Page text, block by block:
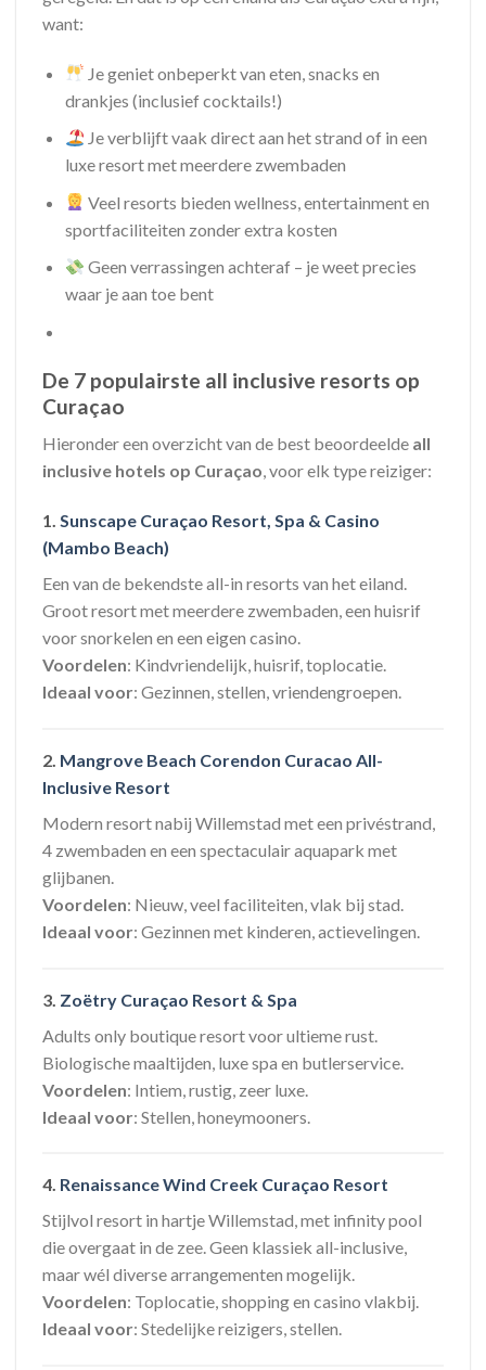
want:
Je geniet onbeperkt van eten, snacks en
drankjes (inclusief cocktails!)
Je verblijft vaak direct aan het strand of in een
luxe resort met meerdere zwembaden
Veel resorts bieden wellness, entertainment en
sportfaciliteiten zonder extra kosten
Geen verrassingen achteraf – je weet precies
waar je aan toe bent
De 7 populairste all inclusive resorts op
Curaçao
Hieronder een overzicht van de best beoordeelde all
inclusive hotels op Curaçao, voor elk type reiziger:
1. Sunscape Curaçao Resort, Spa & Casino
(Mambo Beach)
Een van de bekendste all-in resorts van het eiland.
Groot resort met meerdere zwembaden, een huisrif
voor snorkelen en een eigen casino.
Voordelen: Kindvriendelijk, huisrif, toplocatie.
Ideaal voor: Gezinnen, stellen, vriendengroepen.
2. Mangrove Beach Corendon Curacao All-
Inclusive Resort
Modern resort nabij Willemstad met een privéstrand,
4 zwembaden en een spectaculair aquapark met
glijbanen.
Voordelen: Nieuw, veel faciliteiten, vlak bij stad.
Ideaal voor: Gezinnen met kinderen, actievelingen.
3. Zoëtry Curaçao Resort & Spa
Adults only boutique resort voor ultieme rust.
Biologische maaltijden, luxe spa en butlerservice.
Voordelen: Intiem, rustig, zeer luxe.
Ideaal voor: Stellen, honeymooners.
4. Renaissance Wind Creek Curaçao Resort
Stijlvol resort in hartje Willemstad, met infinity pool
die overgaat in de zee. Geen klassiek all-inclusive,
maar wél diverse arrangementen mogelijk.
Voordelen: Toplocatie, shopping en casino vlakbij.
Ideaal voor: Stedelijke reizigers, stellen.